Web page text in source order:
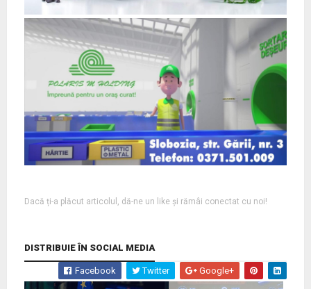
Dacă ți-a plăcut articolul, dă-ne un like și rămâi conectat cu noi!
DISTRIBUIE ÎN SOCIAL MEDIA
Facebook Twitter Google+